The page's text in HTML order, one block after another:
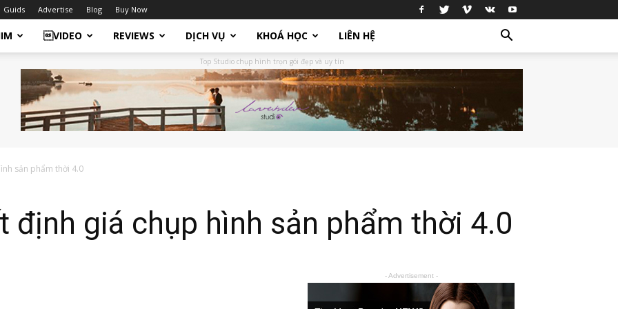
Guids Advertise Blog Buy Now
VIDEO REVIEWS DỊCH VỤ KHOÁ HỌC LIÊN HỆ
Top Studio chụp hình trọn gói đẹp và uy tín
sản phẩm thời 4.0
định giá chụp hình sản phẩm thời 4.0
- Advertisement -